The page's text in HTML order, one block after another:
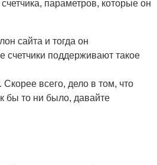
параметров, которые он
сайта и тогда он
счетчики поддерживают такое
всего, дело в том, что
бы то ни было, давайте